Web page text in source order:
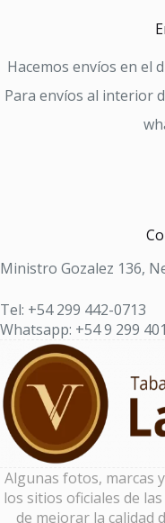
Hacemos envíos en el
Para envíos al interior
Ministro Gozalez 136,
Tel: +54 299 442-0713
Whatsapp: +54 9 299
Algunas fotos, marcas
los sitios oficiales de
de mejorar la calidad